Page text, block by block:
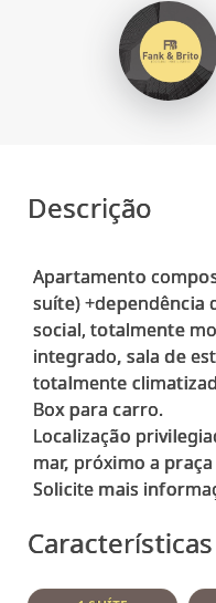
Descrição
Apartamento
suíte) +dependência
social, totalmente
integrado, sala de
totalmente
Box para carro.
Localização
mar, próximo a
Características